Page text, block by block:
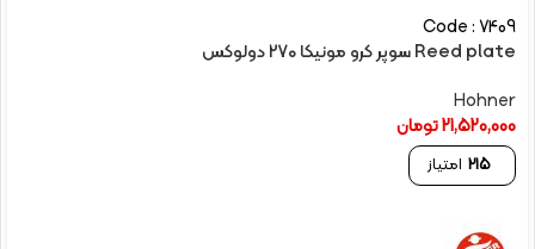
Code : 7409
Reed plate سوپر کرو مونیکا 270 دولوکس
Hohner
21,520,000تومان
215 امتیاز